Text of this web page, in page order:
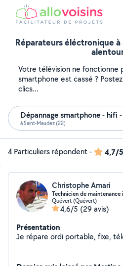
Réparateurs éléctronique
Votre télévision ne fonctionne
smartphone est cassé ?
clics...
Dépannage smartphone - hifi
à Saint-Maudez (22)
4 Particuliers répondent- 4,7/5
Christophe Amari
Technicien de maintenance
Quévert (Quévert)
4,6/5 (29 avis)
Présentation
Je répare ordi portable, fixe,